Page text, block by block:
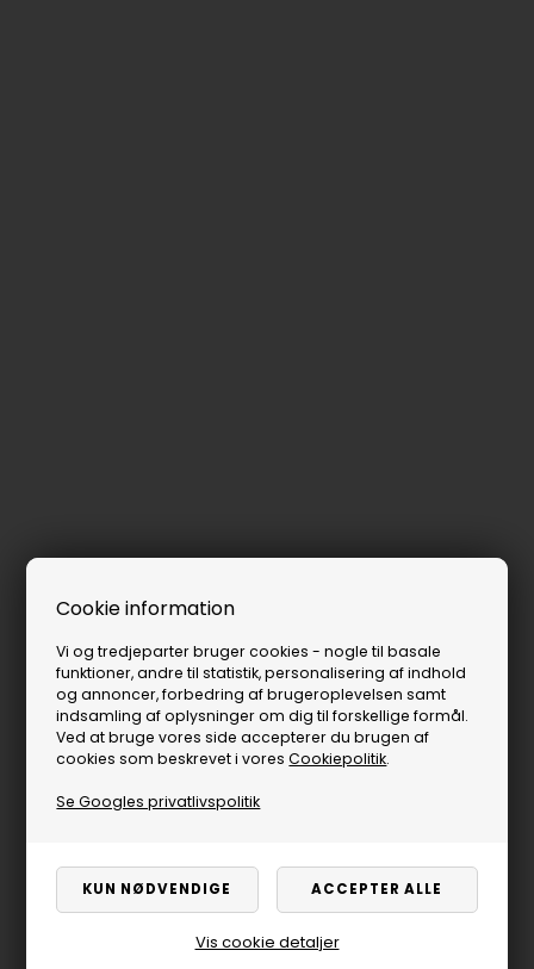
Cookie information
Vi og tredjeparter bruger cookies - nogle til basale
funktioner, andre til statistik, personalisering af indhold
og annoncer, forbedring af brugeroplevelsen samt
indsamling af oplysninger om dig til forskellige formål.
Ved at bruge vores side accepterer du brugen af
cookies som beskrevet i voresCookiepolitik.
Se Googles privatlivspolitik
Vis cookie detaljer